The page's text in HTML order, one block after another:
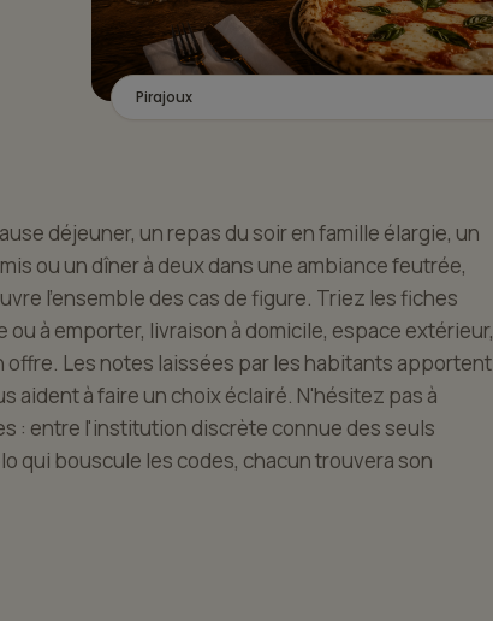
Pirajoux
déjeuner, un repas du soir en famille élargie, un
ou un dîner à deux dans une ambiance feutrée,
l'ensemble des cas de figure. Triez les fiches
ou à emporter, livraison à domicile, espace extérieur,
offre. Les notes laissées par les habitants apportent
aident à faire un choix éclairé. N'hésitez pas à
: entre l'institution discrète connue des seuls
qui bouscule les codes, chacun trouvera son